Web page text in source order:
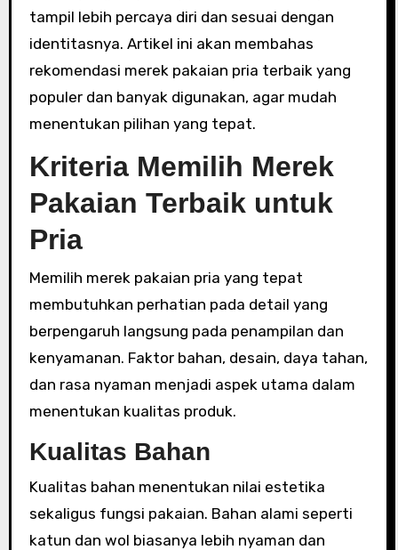
tampil lebih percaya diri dan sesuai dengan
identitasnya. Artikel ini akan membahas
rekomendasi merek pakaian pria terbaik yang
populer dan banyak digunakan, agar mudah
menentukan pilihan yang tepat.
Kriteria Memilih Merek
Pakaian Terbaik untuk
Pria
Memilih merek pakaian pria yang tepat
membutuhkan perhatian pada detail yang
berpengaruh langsung pada penampilan dan
kenyamanan. Faktor bahan, desain, daya tahan,
dan rasa nyaman menjadi aspek utama dalam
menentukan kualitas produk.
Kualitas Bahan
Kualitas bahan menentukan nilai estetika
sekaligus fungsi pakaian. Bahan alami seperti
katun dan wol biasanya lebih nyaman dan